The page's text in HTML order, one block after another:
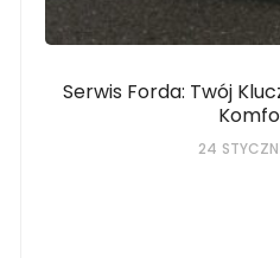
Serwis Forda: Twój
24